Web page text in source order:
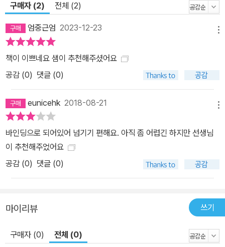
구매자 (2) 전체 (2)
엄중근엄 2023-12-23
책이 이쁘네요 샘이 추천해주셨어요
공감 (0) 댓글 (0)
eunicehk 2018-08-21
바인딩으로 되어있어 넘기기 편해요. 아직 좀 어렵긴 하지만 선생님
이 추천해주었어요
공감 (0) 댓글 (0)
마이리뷰 쓰기
구매자 (0) 전체 (0)